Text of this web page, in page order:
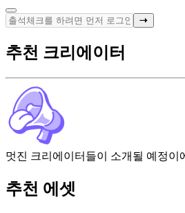
추천 크리에이터
멋진 크리에이터들이 소개될 예정이
추천 에셋